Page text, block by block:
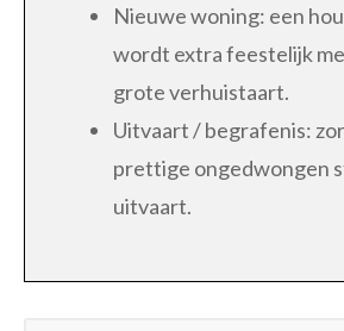
Nieuwe woning: een
wordt extra feestelijk
grote verhuistaart.
Uitvaart / begrafenis:
prettige ongedwongen
uitvaart.